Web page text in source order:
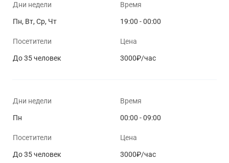
Дни недели
Пн, Вт, Ср, Чт
Время
19:00 - 00:00
Посетители
До 35 человек
Цена
3000₽/час
Дни недели
Пн
Время
00:00 - 09:00
Посетители
До 35 человек
Цена
3000₽/час